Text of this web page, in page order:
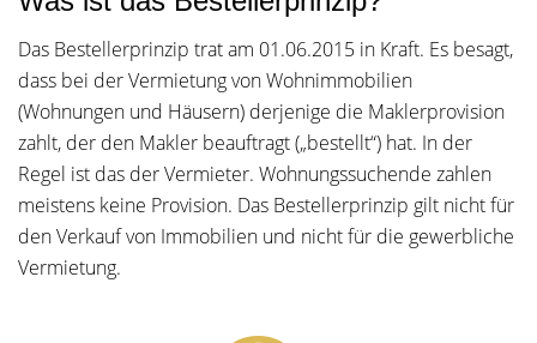
Das Bestellerprinzip trat am 01.06.2015 in Kraft. Es besagt,
dass bei der Vermietung von Wohnimmobilien
(Wohnungen und Häusern) derjenige die Maklerprovision
zahlt, der den Makler beauftragt („bestellt“) hat. In der
Regel ist das der Vermieter. Wohnungssuchende zahlen
meistens keine Provision. Das Bestellerprinzip gilt nicht für
den Verkauf von Immobilien und nicht für die gewerbliche
Vermietung.